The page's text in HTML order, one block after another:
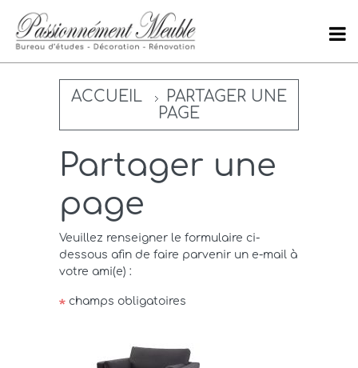
ACCUEIL
PARTAGER UNE
PAGE
Partager une
page
Veuillez renseigner le formulaire ci-
dessous afin de faire parvenir un e-mail à
votre ami(e) :
champs obligatoires